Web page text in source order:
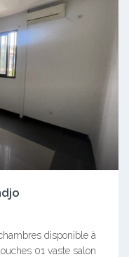
disponible à
01 vaste salon